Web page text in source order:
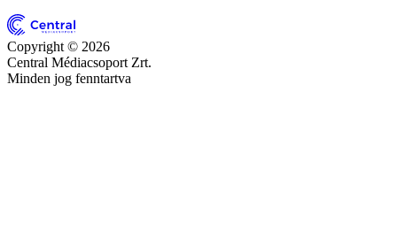
Copyright © 2026
Central Médiacsoport Zrt.
Minden jog fenntartva